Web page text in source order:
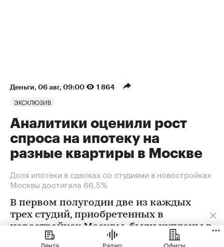
Деньги⁠, 06 авг, 09:00 1 864
ЭКСКЛЮЗИВ
Аналитики оценили рост
спроса на ипотеку на
разные квартиры в Москве
Доля ипотеки в сделках со студиями в новостройках
Москвы достигала 66,5%
В первом полугодии две из каждых
трех студий, приобретенных в
новостройках Москвы, были куплены в
ипотеку. В сегменте трешек ипотечных
Лента Радио Офисы